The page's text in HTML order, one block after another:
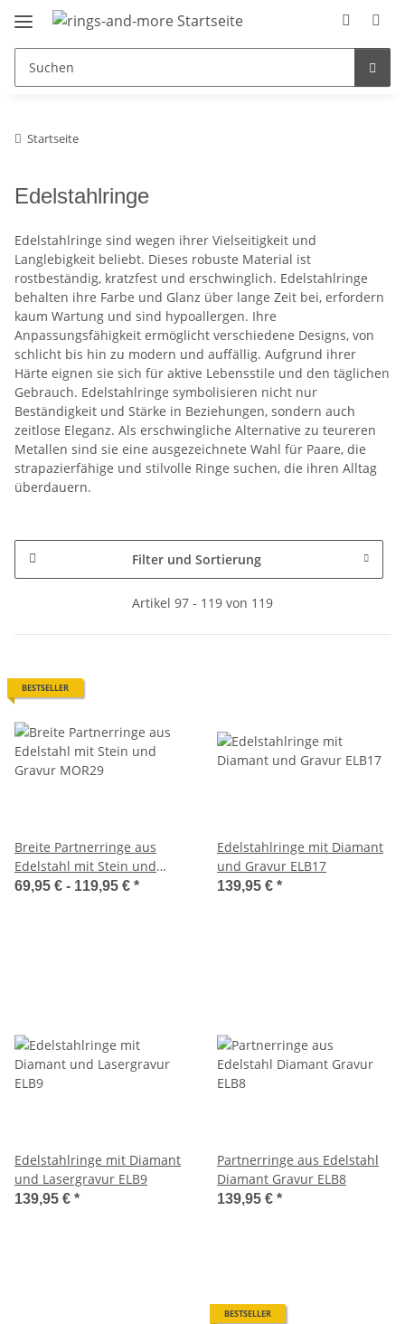
Startseite
Edelstahlringe
Edelstahlringe sind wegen ihrer Vielseitigkeit und
Langlebigkeit beliebt. Dieses robuste Material ist
rostbeständig, kratzfest und erschwinglich. Edelstahlringe
behalten ihre Farbe und Glanz über lange Zeit bei, erfordern
kaum Wartung und sind hypoallergen. Ihre
Anpassungsfähigkeit ermöglicht verschiedene Designs, von
schlicht bis hin zu modern und auffällig. Aufgrund ihrer
Härte eignen sie sich für aktive Lebensstile und den täglichen
Gebrauch. Edelstahlringe symbolisieren nicht nur
Beständigkeit und Stärke in Beziehungen, sondern auch
zeitlose Eleganz. Als erschwingliche Alternative zu teureren
Metallen sind sie eine ausgezeichnete Wahl für Paare, die
strapazierfähige und stilvolle Ringe suchen, die ihren Alltag
überdauern.
Filter und Sortierung
Artikel 97 - 119 von 119
BESTSELLER
Breite Partnerringe aus
Edelstahl mit Stein und
Gravur MOR29
69,95 € - 119,95 € *
Edelstahlringe mit Diamant
und Gravur ELB17
139,95 € *
Edelstahlringe mit Diamant
und Lasergravur ELB9
139,95 € *
Partnerringe aus Edelstahl
Diamant Gravur ELB8
139,95 € *
BESTSELLER